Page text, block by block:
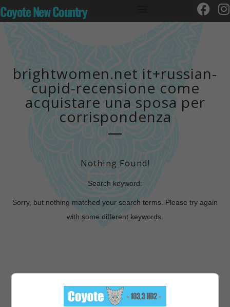
Coyote New Country
brightwomen.net it+russian-
cupid-recensione come
acquistare una sposa per
corrispondenza
Nothing Found!
Search keyword:
Sorry, but nothing matched your search terms. Please try again
with some different keywords.